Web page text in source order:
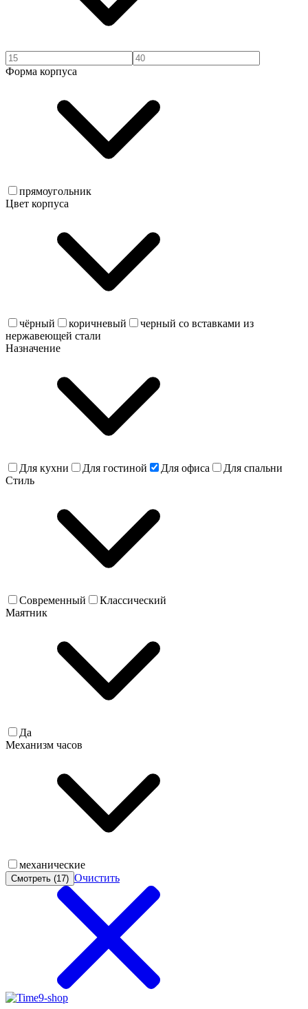
Форма корпуса
прямоугольник
Цвет корпуса
чёрный коричневый
черный со вставками из
нержавеющей стали
Назначение
Для кухни Для гостиной Для офиса
Для спальни
Стиль
Современный
Классический
Маятник
Да
Механизм часов
механические
Смотреть (17) Очистить